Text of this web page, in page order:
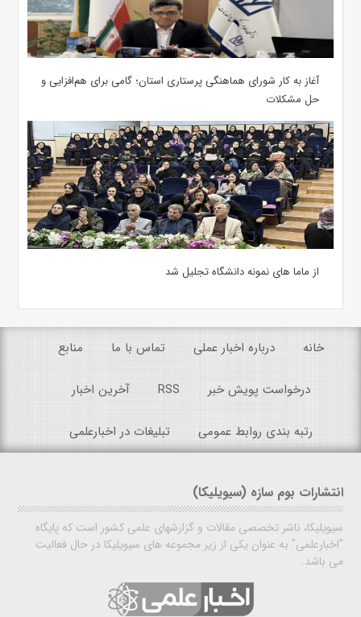
آغاز به کار شورای هماهنگی پرستاری استان؛ گامی برای هم‌افزایی و
حل مشکلات
از ماما های نمونه دانشگاه تجلیل شد
خانه درباره اخبار عملی تماس با ما منابع
درخواست پویش خبر RSS آخرین اخبار
رتبه بندی روابط عمومی تبلیغات در اخبارعلمی
انتشارات بوم سازه (سیویلیکا)
سیویلیکا، ناشر تخصصی مقالات و گزارشهای علمی کشور است که پایگاه
"اخبارعلمی" به عنوان یکی از زیر مجموعه های سیویلیکا در حال فعالیت
می باشد.